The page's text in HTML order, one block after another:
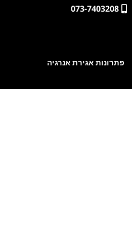
073-7403208
פתרונות אגירת אנרגיה